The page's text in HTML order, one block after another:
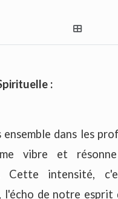
:
ensemble dans les
vibre et
Cette intensité,
de notre esprit